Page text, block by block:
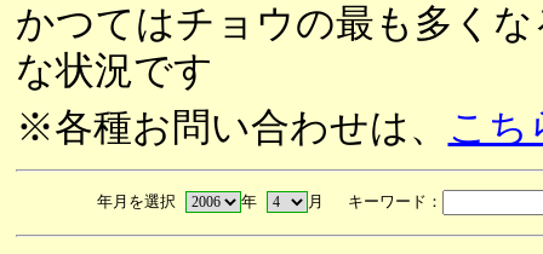
かつてはチョウの最も多く
な状況です
※各種お問い合わせは、 こち
年月を選択 年 月 キーワード：